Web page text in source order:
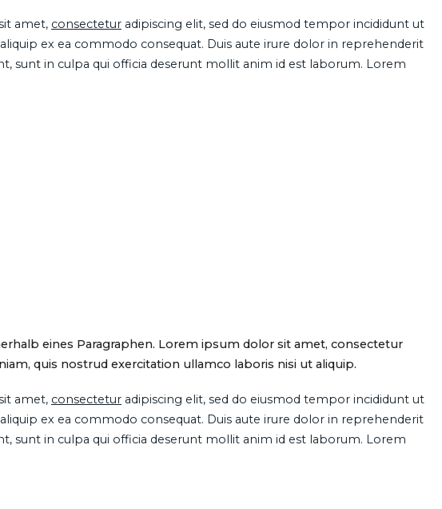
amet, consectetur adipiscing elit, sed do eiusmod tempor incididunt ut
ex ea commodo consequat. Duis aute irure dolor in reprehenderit
sunt in culpa qui officia deserunt mollit anim id est laborum. Lorem
eines Paragraphen. Lorem ipsum dolor sit amet, consectetur
quis nostrud exercitation ullamco laboris nisi ut aliquip.
amet, consectetur adipiscing elit, sed do eiusmod tempor incididunt ut
ex ea commodo consequat. Duis aute irure dolor in reprehenderit
sunt in culpa qui officia deserunt mollit anim id est laborum. Lorem